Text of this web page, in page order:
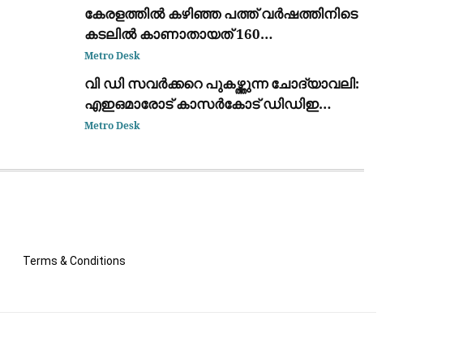
ശക്തമാക്കാൻ തീരുമാനം
കേരളത്തിൽ കഴിഞ്ഞ പത്ത് വർഷത്തിനിടെ
കടലിൽ കാണാതായത് 160
മത്സ്യത്തൊഴിലാളികളെ
Metro Desk
വി ഡി സവർക്കറെ പുകഴ്ത്തുന്ന ചോദ്യാവലി:
എഇഒമാരോട് കാസർകോട് ഡിഡിഇ
റിപ്പോർട്ട് തേടി
Metro Desk
Terms & Conditions